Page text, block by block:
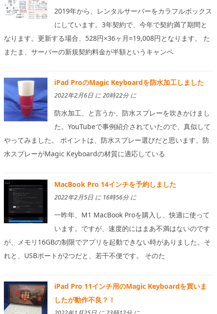
2019年から、レンタルサーバーをカラフルボックス
にしています。3年契約で、今年で契約満了期間と
なります。更新する場合、528円×36ヶ月=19,008円となります。 た
またま、サーバーの新規契約料金が半額というキャンペ
iPad ProのMagic Keyboardを防水加工しました
2022年2月6日 に 20時22分 に
防水加工、と言うか、防水スプレーを吹きかけまし
た。YouTubeで事例紹介されていたので、真似して
やってみました。 ポイントは、防水スプレー選びだと思います。防
水スプレーがMagic Keyboardの材質に適応している
MacBook Pro 14インチを予約しました
2022年2月5日 に 16時56分 に
一昨年、M1 MacBook Proを購入し、快適に使って
います。ですが、速度的にはまあ不満はないのです
が、メモリ16GBの制限でアプリを起動できない時がありました。そ
れと、USBポートが2つだと、若干不便です。 そのた
iPad Pro 11インチ用のMagic Keyboardを買いま
したが動作不良？！